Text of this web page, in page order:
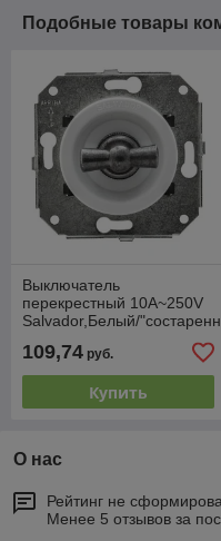
Подобные товары
Выключатель
перекрестный 10А~250V
Salvador,Белый/
109,74 руб.
Купить
О нас
Рейтинг не
Менее 5 отзывов за